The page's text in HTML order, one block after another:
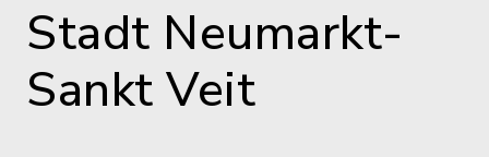
Stadt Neumarkt-
Sankt Veit